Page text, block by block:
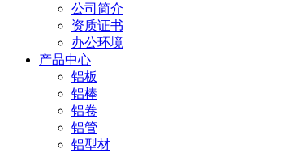
公司简介
资质证书
办公环境
产品中心
铝板
铝棒
铝卷
铝管
铝型材